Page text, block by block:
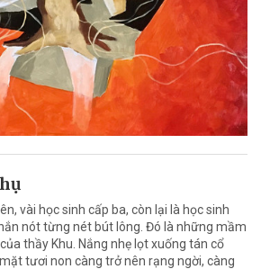
vài học sinh cấp ba, còn lại là học sinh
nót từng nét bút lông. Đó là những mầm
thầy Khu. Nắng nhẹ lọt xuống tán cổ
tươi non càng trở nên rạng ngời, càng